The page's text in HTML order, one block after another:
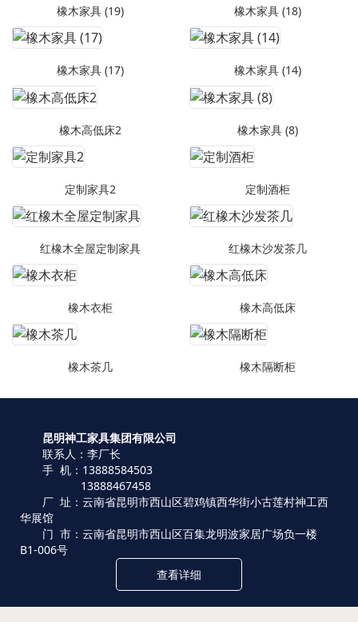
橡木家具 (19) 橡木家具 (18)
橡木家具 (17) 橡木家具 (14)
橡木高低床2 橡木家具 (8)
定制家具2 定制酒柜
红橡木全屋定制家具 红橡木沙发茶几
橡木衣柜 橡木高低床
橡木茶几 橡木隔断柜
昆明神工家具集团有限公司
联系人：李厂长
手 机：13888584503
13888467458
厂 址：云南省昆明市西山区碧鸡镇西华街小古莲村神工西
华展馆
门 市：云南省昆明市西山区百集龙明波家居广场负一楼
B1-006号
查看详细